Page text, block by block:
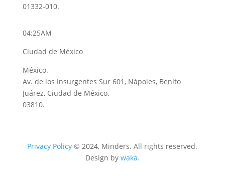
01332-010.
04:25AM
Ciudad de México
México.
Av. de los Insurgentes Sur 601, Nápoles, Benito
Juárez, Ciudad de México.
03810.
Privacy Policy © 2024, Minders. All rights reserved.
Design by waka.